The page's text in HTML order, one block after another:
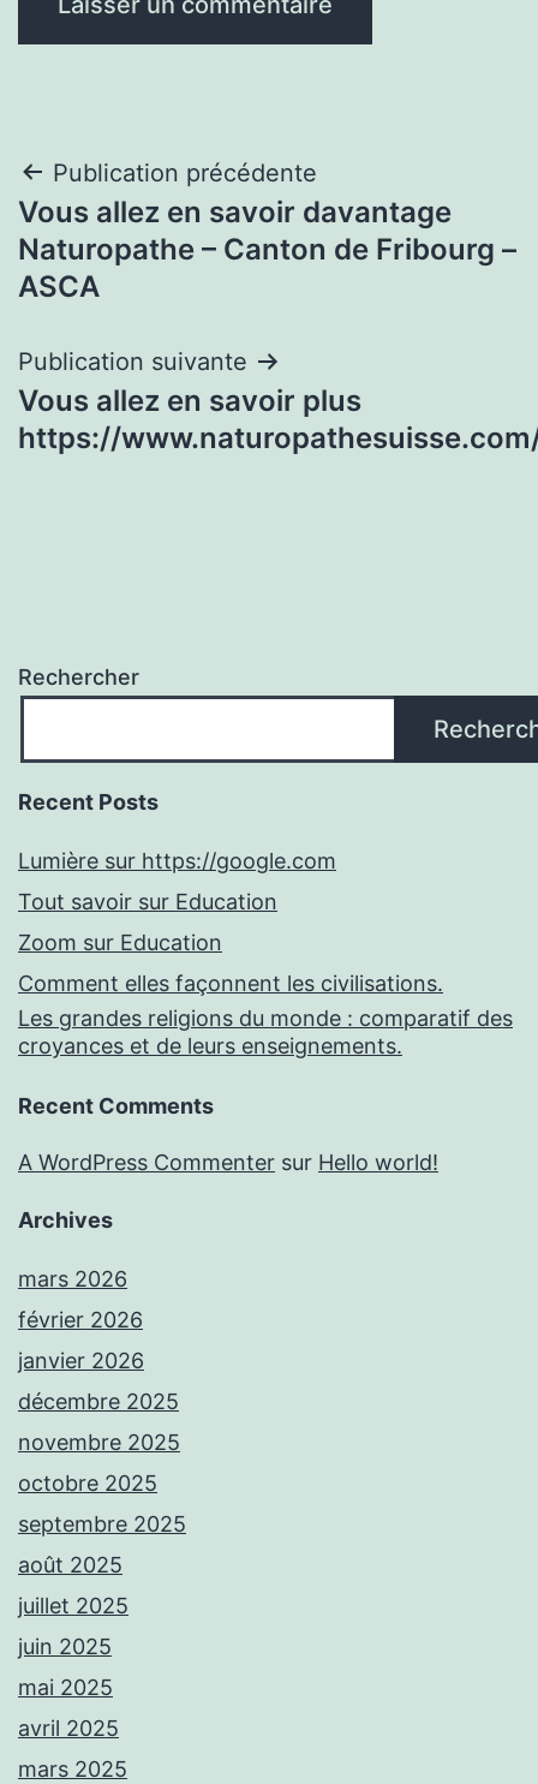
Navigation
de
l’article
Publication précédente
Vous allez en savoir davantage
Naturopathe – Canton de Fribourg –
ASCA
Publication suivante
Vous allez en savoir plus
https://
Rechercher
Recent Posts
Lumière sur https://google.com
Tout savoir sur Education
Zoom sur Education
Comment elles façonnent les civilisations.
Les grandes religions du monde : comparatif des
croyances et de leurs enseignements.
Recent Comments
A WordPress Commenter sur Hello world!
Archives
mars 2026
février 2026
janvier 2026
décembre 2025
novembre 2025
octobre 2025
septembre 2025
août 2025
juillet 2025
juin 2025
mai 2025
avril 2025
mars 2025